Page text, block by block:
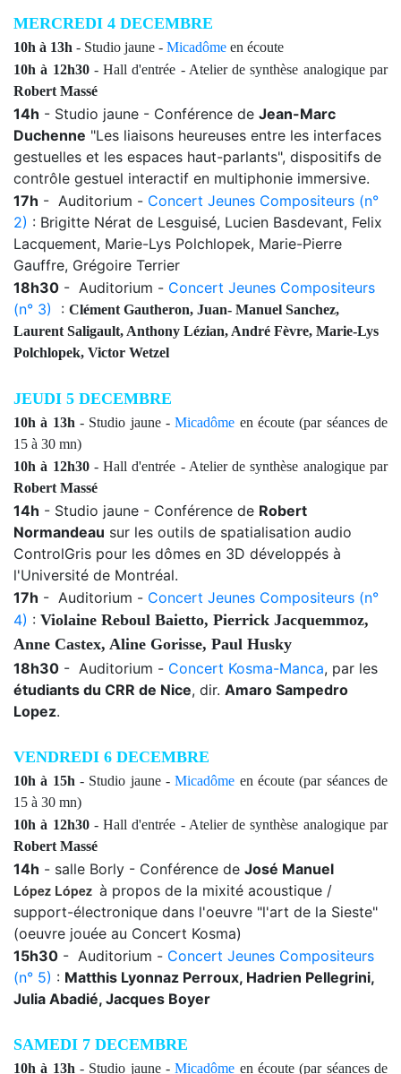
MERCREDI 4 DECEMBRE
10h à 13h - Studio jaune - Micadôme en écoute
10h à 12h30- Hall d'entrée - Atelier de synthèse analogique par
Robert Massé
14h - Studio jaune - Conférence de Jean-Marc
Duchenne "Les liaisons heureuses entre les interfaces
gestuelles et les espaces haut-parlants", dispositifs de
contrôle gestuel interactif en multiphonie immersive.
17h - Auditorium - Concert Jeunes Compositeurs (n°
2) : Brigitte Nérat de Lesguisé, Lucien Basdevant, Felix
Lacquement, Marie-Lys Polchlopek, Marie-Pierre
Gauffre, Grégoire Terrier
18h30 - Auditorium - Concert Jeunes Compositeurs
(n° 3) : Clément Gautheron, Juan- Manuel Sanchez,
Laurent Saligault, Anthony Lézian, André Fèvre, Marie-Lys
Polchlopek, Victor Wetzel
JEUDI 5 DECEMBRE
10h à 13h - Studio jaune -Micadôme en écoute(par séances de
15 à 30 mn)
10h à 12h30- Hall d'entrée - Atelier de synthèse analogique par
Robert Massé
14h - Studio jaune - Conférence de Robert
Normandeau sur les outils de spatialisation audio
ControlGris pour les dômes en 3D développés à
l'Université de Montréal.
17h - Auditorium - Concert Jeunes Compositeurs (n°
4) : Violaine Reboul Baietto, Pierrick Jacquemmoz,
Anne Castex, Aline Gorisse, Paul Husky
18h30 - Auditorium - Concert Kosma-Manca, par les
étudiants du CRR de Nice, dir. Amaro Sampedro
Lopez.
VENDREDI 6 DECEMBRE
10h à 15h - Studio jaune -Micadôme en écoute(par séances de
15 à 30 mn)
10h à 12h30- Hall d'entrée - Atelier de synthèse analogique par
Robert Massé
14h - salle Borly - Conférence de José Manuel
López López à propos de la mixité acoustique /
support-électronique dans l'oeuvre "l'art de la Sieste"
(oeuvre jouée au Concert Kosma)
15h30 - Auditorium - Concert Jeunes Compositeurs
(n° 5) : Matthis Lyonnaz Perroux, Hadrien Pellegrini,
Julia Abadié, Jacques Boyer
SAMEDI 7 DECEMBRE
10h à 13h - Studio jaune -Micadôme en écoute(par séances de